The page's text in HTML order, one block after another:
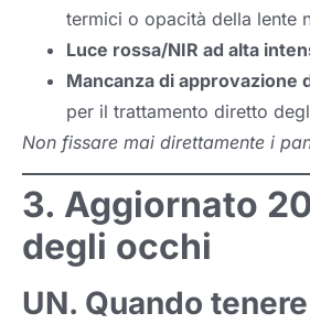
termici o opacità della lente
Luce rossa/NIR ad alta
Mancanza di approvazione
per il trattamento diretto
Non fissare mai direttamente i
3. Aggiornato
degli occhi
UN. Quando